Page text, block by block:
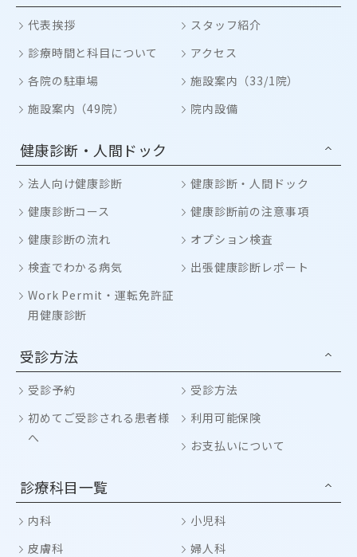
代表挨拶
スタッフ紹介
診療時間と科目について
アクセス
各院の駐車場
施設案内（33/1院）
施設案内（49院）
院内設備
健康診断・人間ドック
法人向け健康診断
健康診断・人間ドック
健康診断コース
健康診断前の注意事項
健康診断の流れ
オプション検査
検査でわかる病気
出張健康診断レポート
Work Permit・運転免許証
用健康診断
受診方法
受診予約
受診方法
初めてご受診される患者様
へ
利用可能保険
お支払いについて
診療科目一覧
内科
小児科
皮膚科
婦人科